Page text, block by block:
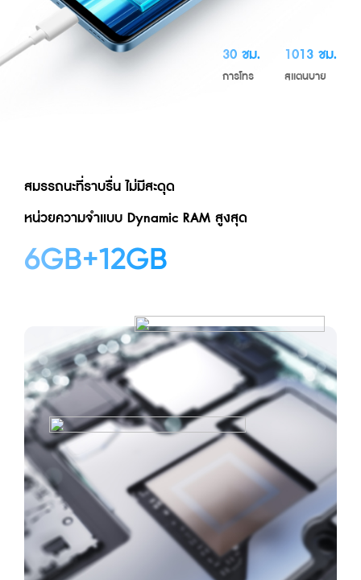
30 ชม.
การโทร
1013 ชม.
สแตนบาย
สมรรถนะที่ราบรื่น ไม่มีสะดุด
หน่วยความจำแบบ Dynamic RAM สูงสุด
6GB+12GB